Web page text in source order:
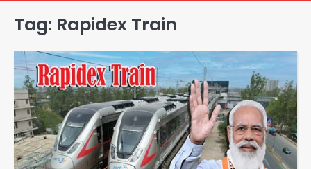
Tag: Rapidex Train
2
पुणे में प्रशिक्षण विमान हादसे का शिकार, कोई
हताहत नहीं
Team JHJ
Greater Noida Gas
Connection Fraud: बुजुर्ग से वीडियो